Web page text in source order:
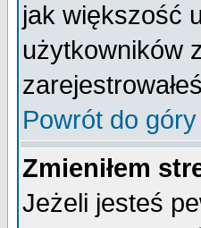
jak większość
użytkowników
Powrót do góry
Zmieniłem
Jeżeli jesteś